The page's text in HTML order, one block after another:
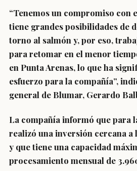
“Tenemos un compromiso con
tiene grandes posibilidades de
torno al salmón y, por eso,
para retomar en el menor
en Punta Arenas, lo que ha
esfuerzo para la compañía”,
general de Blumar, Gerardo
La compañía informó que para
realizó una inversión cercana a
y que tiene una capacidad
procesamiento mensual de